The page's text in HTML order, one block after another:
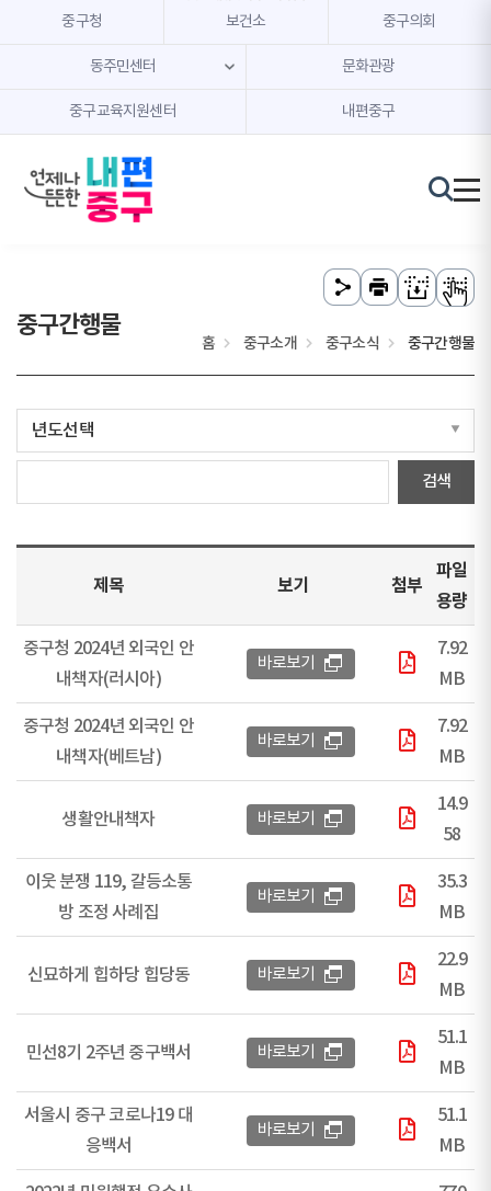
본문 내용 바로가기
주메뉴 바로가기
중구청 보건소 중구의회
동주민센터 문화관광
중구교육지원센터 내편중구
중구간행물
홈 중구소개 중구소식 중구간행물
제목 보기 첨부
파일
용량
중구청 2024년 외국인 안
내책자(러시아)
바로보기
7.92
MB
중구청 2024년 외국인 안
내책자(베트남)
바로보기
7.92
MB
생활안내책자 바로보기
14.9
58
이웃 분쟁 119, 갈등소통
방 조정 사례집
바로보기
35.3
MB
신묘하게 힙하당 힙당동 바로보기
22.9
MB
민선8기 2주년 중구백서 바로보기
51.1
MB
서울시 중구 코로나19 대
응백서
바로보기
51.1
MB